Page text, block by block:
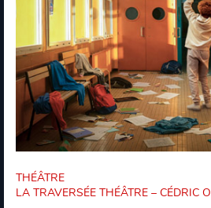
THÉÂTRE
LA TRAVERSÉE THÉÂTRE – CÉDRIC